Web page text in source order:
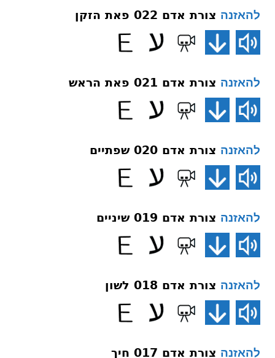
להאזנה צורת אדם 022 פאת הזקן
להאזנה צורת אדם 021 פאת הראש
להאזנה צורת אדם 020 שפתיים
להאזנה צורת אדם 019 שיניים
להאזנה צורת אדם 018 לשון
להאזנה צורת אדם 017 חיך